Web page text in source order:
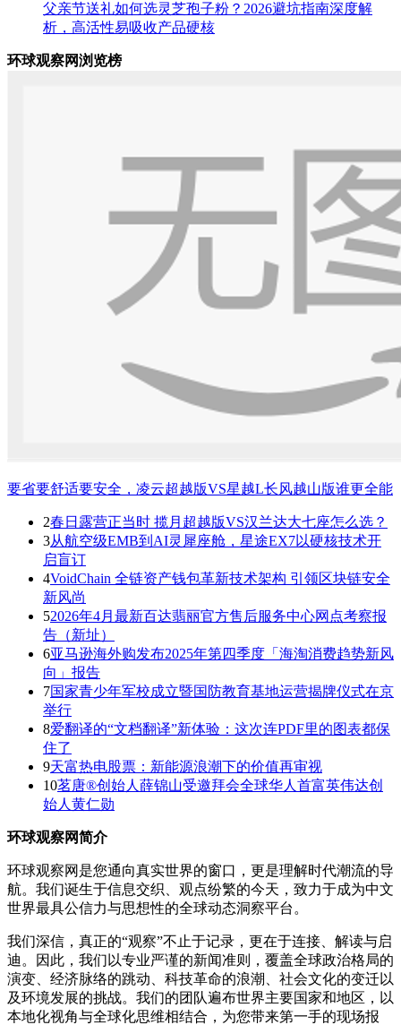
父亲节送礼如何选灵芝孢子粉？2026避坑指南深度解
析，高活性易吸收产品硬核
环球观察网浏览榜
要省要舒适要安全，凌云超越版VS星越L长风越山版谁更全能
2春日露营正当时 揽月超越版VS汉兰达大七座怎么选？
3从航空级EMB到AI灵犀座舱，星途EX7以硬核技术开
启盲订
4VoidChain 全链资产钱包革新技术架构 引领区块链安全
新风尚
52026年4月最新百达翡丽官方售后服务中心网点考察报
告（新址）
6亚马逊海外购发布2025年第四季度「海淘消费趋势新风
向」报告
7国家青少年军校成立暨国防教育基地运营揭牌仪式在京
举行
8爱翻译的“文档翻译”新体验：这次连PDF里的图表都保
住了
9天富热电股票：新能源浪潮下的价值再审视
10茗唐®创始人薛锦山受邀拜会全球华人首富英伟达创
始人黄仁勋
环球观察网简介
环球观察网是您通向真实世界的窗口，更是理解时代潮流的导
航。我们诞生于信息交织、观点纷繁的今天，致力于成为中文
世界最具公信力与思想性的全球动态洞察平台。
我们深信，真正的“观察”不止于记录，更在于连接、解读与启
迪。因此，我们以专业严谨的新闻准则，覆盖全球政治格局的
演变、经济脉络的跳动、科技革命的浪潮、社会文化的变迁以
及环境发展的挑战。我们的团队遍布世界主要国家和地区，以
本地化视角与全球化思维相结合，为您带来第一手的现场报